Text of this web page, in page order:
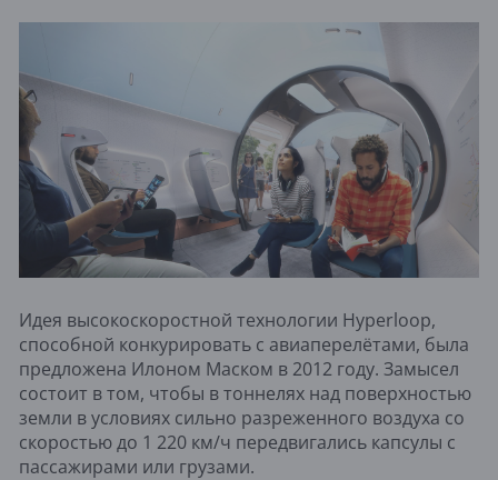
Идея высокоскоростной технологии Hyperloop,
способной конкурировать с авиаперелётами, была
предложена Илоном Маском в 2012 году. Замысел
состоит в том, чтобы в тоннелях над поверхностью
земли в условиях сильно разреженного воздуха со
скоростью до 1 220 км/ч передвигались капсулы с
пассажирами или грузами.